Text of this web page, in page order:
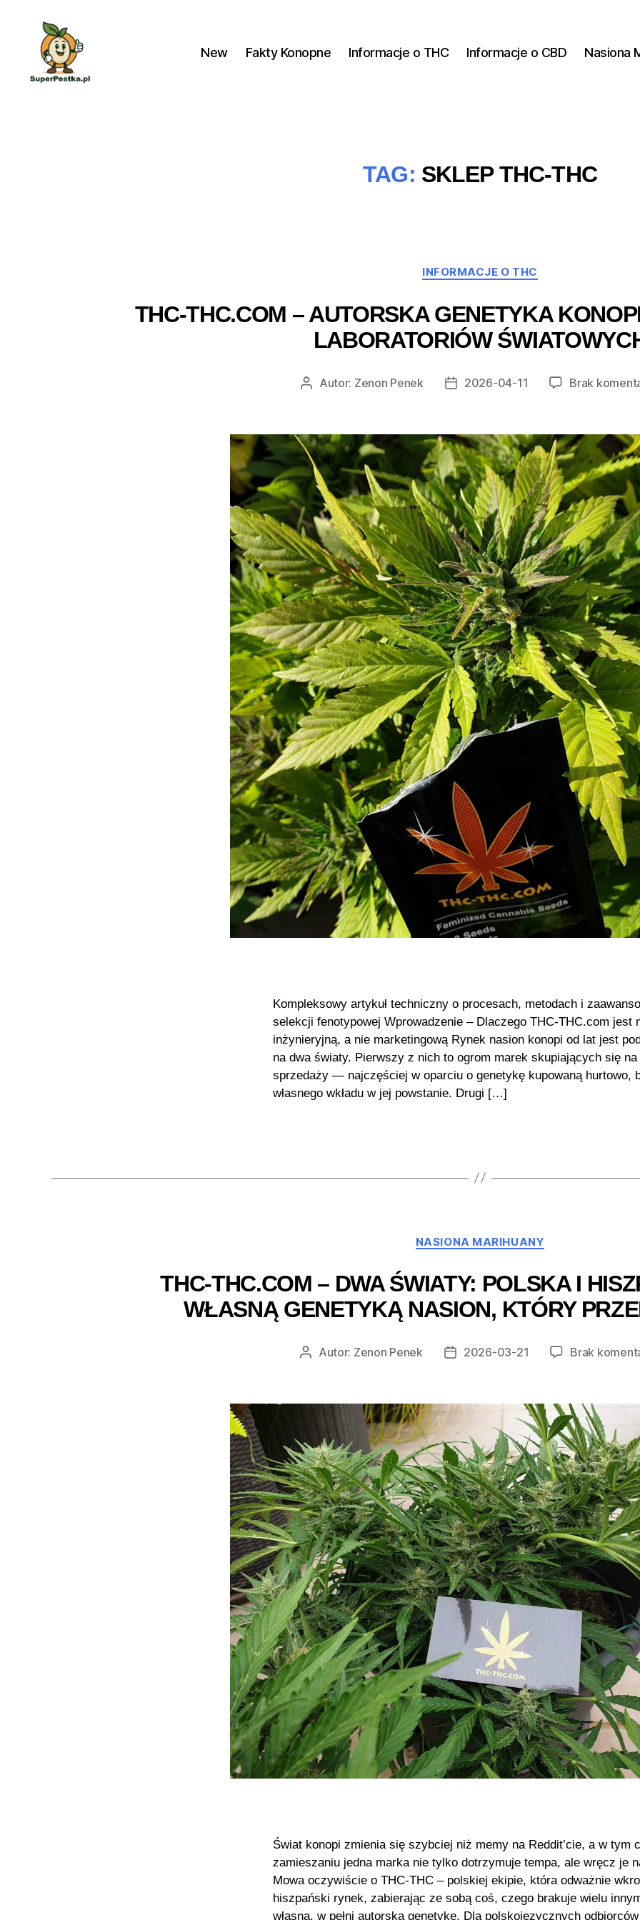
New Fakty Konopne Informacje o THC Informacje o CBD Nasiona
TAG: SKLEP THC-THC
Kategorie
INFORMACJE O THC
THC-THC.COM – AUTORSKA GENETYKA
LABORATORIÓW
AutorAutor: Zenon Penek
Data2026-04-11 Brak
Kompleksowy artykuł techniczny o procesach, metodach i
selekcji fenotypowej Wprowadzenie – Dlaczego THC-THC.com jest
inżynieryjną, a nie marketingową Rynek nasion konopi od lat jest
na dwa światy. Pierwszy z nich to ogrom marek skupiających się na
sprzedaży — najczęściej w oparciu o genetykę kupowaną hurtowo,
własnego wkładu w jej powstanie. Drugi […]
Kategorie
NASIONA MARIHUANY
THC-THC.COM – DWA ŚWIATY: POLSKA I
WŁASNĄ GENETYKĄ NASION, KTÓRY
AutorAutor: Zenon Penek
Data2026-03-21 Brak
Świat konopi zmienia się szybciej niż memy na Reddit’cie, a w tym
zamieszaniu jedna marka nie tylko dotrzymuje tempa, ale wręcz je
Mowa oczywiście o THC-THC – polskiej ekipie, która odważnie
hiszpański rynek, zabierając ze sobą coś, czego brakuje wielu
własną, w pełni autorską genetykę. Dla polskojęzycznych odbiorców